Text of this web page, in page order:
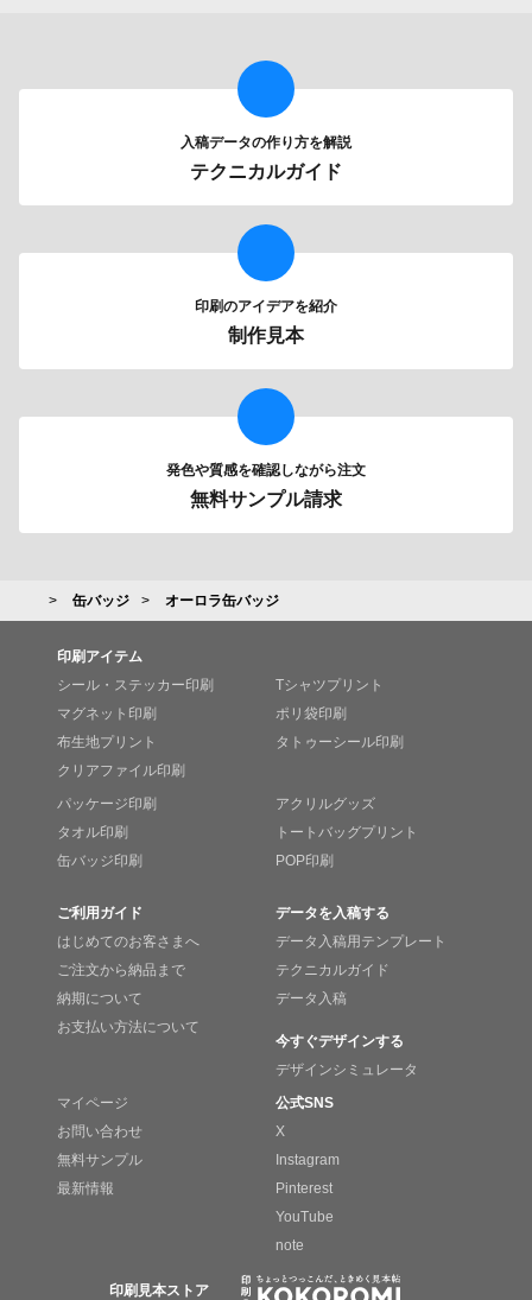
入稿データの作り方を解説
テクニカルガイド
印刷のアイデアを紹介
制作見本
発色や質感を確認しながら注文
無料サンプル請求
缶バッジ オーロラ缶バッジ
印刷アイテム
シール・ステッカー印刷
マグネット印刷
布生地プリント
クリアファイル印刷
Tシャツプリント
ポリ袋印刷
タトゥーシール印刷
パッケージ印刷
タオル印刷
缶バッジ印刷
アクリルグッズ
トートバッグプリント
POP印刷
ご利用ガイド
はじめてのお客さまへ
ご注文から納品まで
納期について
お支払い方法について
データを入稿する
データ入稿用テンプレート
テクニカルガイド
データ入稿
今すぐデザインする
デザインシミュレータ
マイページ
お問い合わせ
無料サンプル
最新情報
公式SNS
X
Instagram
Pinterest
YouTube
note
印刷見本ストア